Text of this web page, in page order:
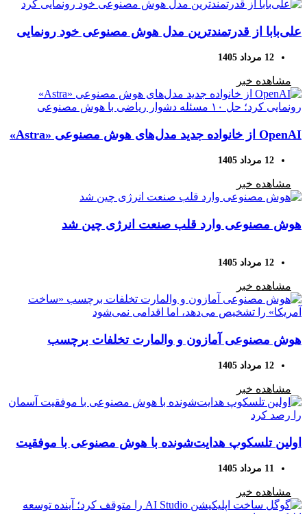
علی‌بابا از قدرتمندترین مدل هوش مصنوعی خود رونمایی
12 مرداد 1405
مشاهده خبر
OpenAI از خانواده جدید مدل‌های هوش مصنوعی «Astra»
12 مرداد 1405
مشاهده خبر
هوش مصنوعی وارد قلب صنعت انرژی چین شد
12 مرداد 1405
مشاهده خبر
هوش مصنوعی آمازون و والمارت تخلفات برچسب
«ساخت آمریکا» را تشخیص می‌دهد، اما اقدامی نمی‌شود
12 مرداد 1405
مشاهده خبر
اولین تلسکوپ هدایت‌شونده با هوش مصنوعی با موفقیت
آسمان را رصد کرد
11 مرداد 1405
مشاهده خبر